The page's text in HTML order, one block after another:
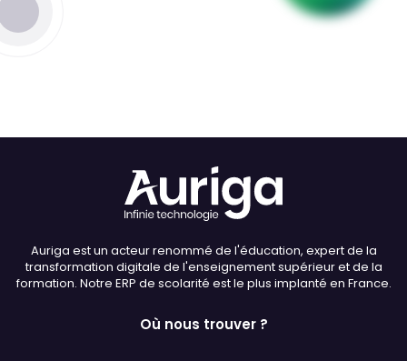
Auriga est un acteur renommé de l'éducation, expert de la
transformation digitale de l'enseignement supérieur et de la
formation. Notre ERP de scolarité est le plus implanté en France.
Où nous trouver ?
Police (dyslexie)
Défaut Adapter
Taille du texte
Défaut Augmenter